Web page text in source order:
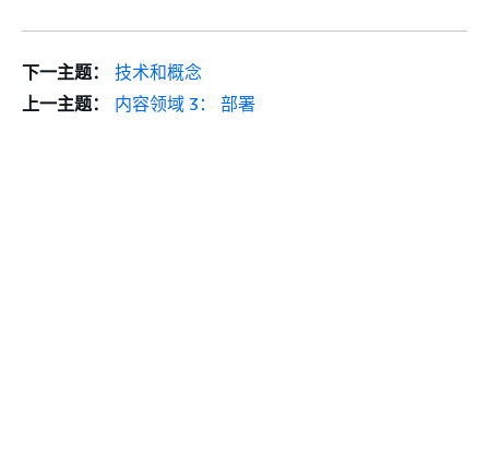
下一主题：
技术和概念
上一主题：
内容领域 3： 部署